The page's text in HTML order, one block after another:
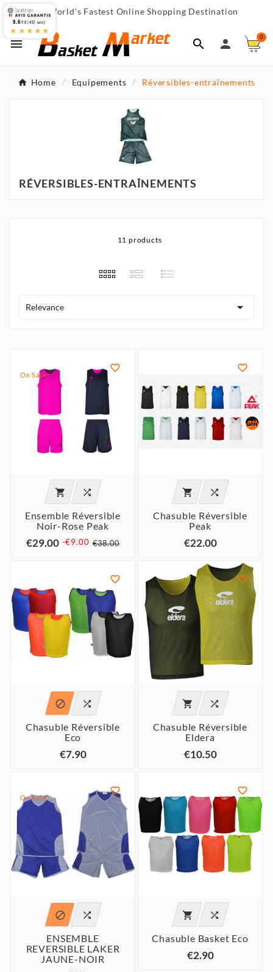
 World's Fastest Online Shopping Destination
  
0
Home Equipements Réversibles-entraînements
RÉVERSIBLES-ENTRAÎNEMENTS
11 products
Relevance 
On Sale!

 
Ensemble Réversible
Noir-Rose Peak
€29.00 -€9.00 €38.00

 
Chasuble Réversible
Peak
€22.00

 
Chasuble Réversible
Eco
€7.90

 
Chasuble Réversible
Eldera
€10.50
On Sale!

 
ENSEMBLE
REVERSIBLE LAKER
JAUNE-NOIR

 
Chasuble Basket Eco
€2.90
9.6/10 (467 avis)
★★★★★